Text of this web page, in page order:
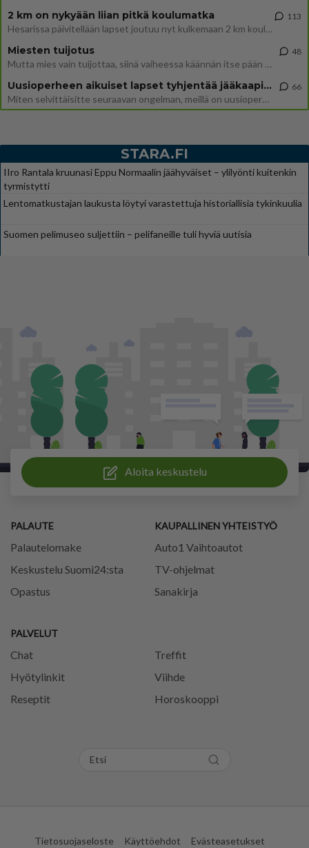
2 km on nykyään liian pitkä koulumatka
Hesarissa päivitellään lapset joutuu nyt kulkemaan 2 km kouluun jösses. Ruostefillarilla tuo matka menee vaikka miten äk
113
Miesten tuijotus
Mutta mies vain tuijottaa, siinä vaiheessa käännän itse pään pois. Mikä juttu? Yleensä jos joku tuijottaa tai katsoo, hä
48
Uusioperheen aikuiset lapset tyhjentää jääkaapin käydessään
Miten selvittäisitte seuraavan ongelman, meillä on uusioperhe, minulla teini-ikäiset lapset ja puolisolla aikuiset, jotk
66
STARA.FI
IIro Rantala kruunasi Eppu Normaalin jäähyväiset – ylilyönti kuitenkin
tyrmistytti
Lentomatkustajan laukusta löytyi varastettuja historiallisia tykinkuulia
Suomen pelimuseo suljettiin – pelifaneille tuli hyviä uutisia
Aloita keskustelu
PALAUTE
Palautelomake
Keskustelu Suomi24:sta
Opastus
PALVELUT
Chat
Treffit
Hyötylinkit
Viihde
Reseptit
Horoskooppi
KAUPALLINEN YHTEISTYÖ
Auto1 Vaihtoautot
TV-ohjelmat
Sanakirja
Tietosuojaseloste Käyttöehdot Evästeasetukset